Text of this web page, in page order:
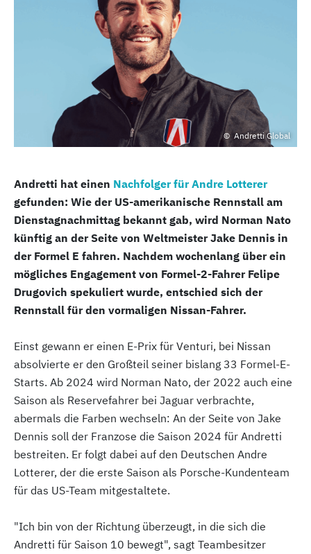
Andretti Global
Andretti hat einen Nachfolger für Andre Lotterer
gefunden: Wie der US-amerikanische Rennstall am
Dienstagnachmittag bekannt gab, wird Norman Nato
künftig an der Seite von Weltmeister Jake Dennis in
der Formel E fahren. Nachdem wochenlang über ein
mögliches Engagement von Formel-2-Fahrer Felipe
Drugovich spekuliert wurde, entschied sich der
Rennstall für den vormaligen Nissan-Fahrer.
Einst gewann er einen E-Prix für Venturi, bei Nissan
absolvierte er den Großteil seiner bislang 33 Formel-E-
Starts. Ab 2024 wird Norman Nato, der 2022 auch eine
Saison als Reservefahrer bei Jaguar verbrachte,
abermals die Farben wechseln: An der Seite von Jake
Dennis soll der Franzose die Saison 2024 für Andretti
bestreiten. Er folgt dabei auf den Deutschen Andre
Lotterer, der die erste Saison als Porsche-Kundenteam
für das US-Team mitgestaltete.
"Ich bin von der Richtung überzeugt, in die sich die
Andretti für Saison 10 bewegt", sagt Teambesitzer